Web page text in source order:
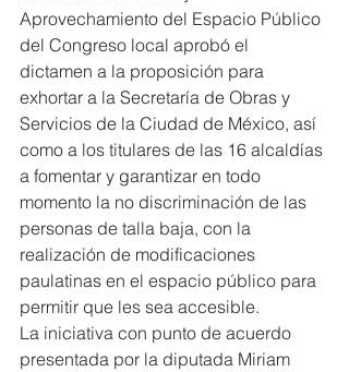
Aprovechamiento del Espacio Público
del Congreso local aprobó el
dictamen a la proposición para
exhortar a la Secretaría de Obras y
Servicios de la Ciudad de México, así
como a los titulares de las 16 alcaldías
a fomentar y garantizar en todo
momento la no discriminación de las
personas de talla baja, con la
realización de modificaciones
paulatinas en el espacio público para
permitir que les sea accesible.
La iniciativa con punto de acuerdo
presentada por la diputada Miriam